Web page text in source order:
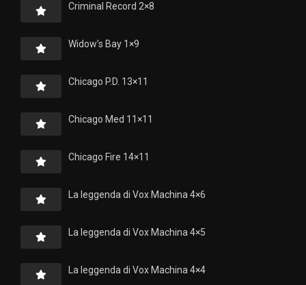
Criminal Record 2×8
Widow’s Bay 1×9
Chicago P.D. 13×11
Chicago Med 11×11
Chicago Fire 14×11
La leggenda di Vox Machina 4×6
La leggenda di Vox Machina 4×5
La leggenda di Vox Machina 4×4